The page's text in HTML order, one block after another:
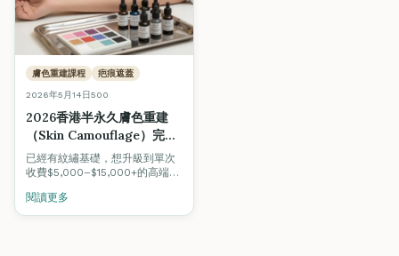
膚色重建課程 疤痕遮蓋
2026年5月14日500
2026香港半永久膚色重建
（Skin Camouflage）完全
攻略：疤痕、妊娠紋、乳暈
重建單次$5,000–$15,000
的高端紋繡專業
已經有紋繡基礎，想升級到單次
收費$5,000–$15,000+的高端醫
色重建（Skin Camouflage）課
程內容、QCG Level 5國際文
閱讀更多